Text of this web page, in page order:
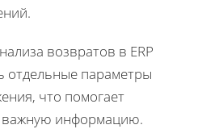
возвратов в ERP
отдельные параметры
что помогает
важную информацию.